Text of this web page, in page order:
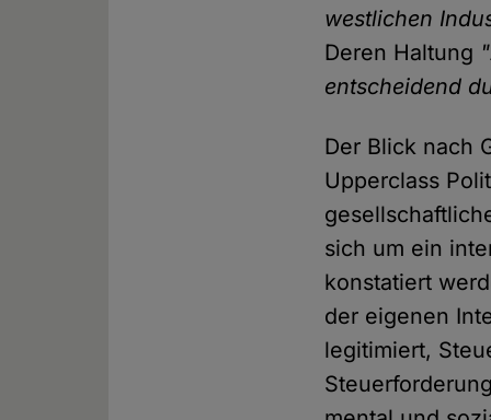
westlichen
Deren Haltung
entscheidend
Der Blick nach
Upperclass
sich um ein
konstatiert
der eigenen
legitimiert,